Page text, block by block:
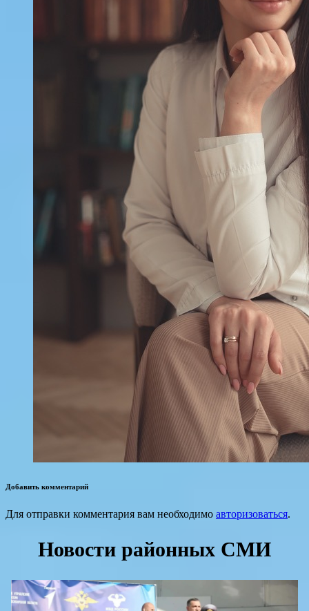
Добавить комментарий
Для отправки комментария вам необходимо авторизоваться.